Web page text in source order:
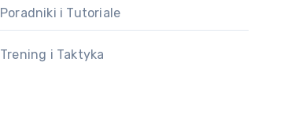
Poradniki i Tutoriale
Trening i Taktyka